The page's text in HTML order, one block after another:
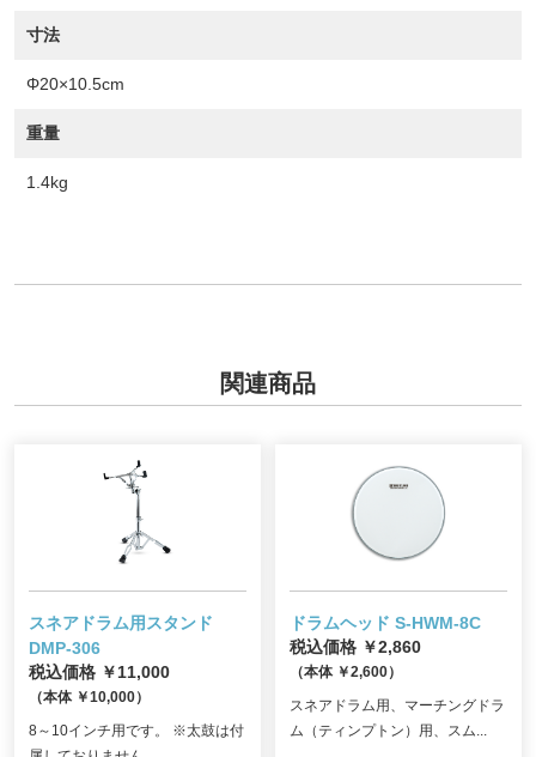
寸法
Φ20×10.5cm
重量
1.4kg
関連商品
スネアドラム用スタンド
DMP-306
税込価格 ￥11,000
（本体 ￥10,000）
8～10インチ用です。 ※太鼓は付
ドラムヘッド S-HWM-8C
税込価格 ￥2,860
（本体 ￥2,600）
スネアドラム用、マーチングドラ
ム（ティンプトン）用、スム...